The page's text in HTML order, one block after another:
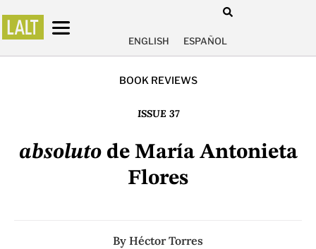
ENGLISH ESPAÑOL
BOOK REVIEWS
ISSUE 37
absolutode María Antonieta
Flores
By Héctor Torres